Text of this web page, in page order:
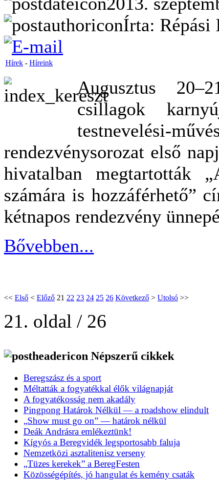
Írta: Répási
Hírek - Híreink
Augusztus
csillagok
rendezvénysorozat első
hivatalban megtartották
számára is hozzáférhető”
kétnapos rendezvény
Bővebben...
<< Első < Előző 21 22 23 24 25 26 Következő > Utolsó >>
21. oldal / 26
Népszerű cikkek
Beregszász és a sport
Méltatták a fogyatékkal élők világnapját
A fogyatékosság nem akadály
Pingpong Határok Nélkül — a roadshow elindult
„Show must go on” — határok nélkül
Deák Andrásra emlékeztünk!
Kígyós a Beregvidék legsportosabb faluja
Nemzetközi asztalitenisz verseny
„Tüzes kerekek” a BeregFesten
Közösségépítés, jó hangulat és kemény csaták